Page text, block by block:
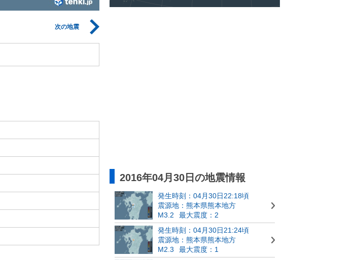
次の地震
2016年04月30日の地震情報
発生時刻：04月30日22:18頃
震源地：熊本県熊本地方
M3.2
最大震度：2
発生時刻：04月30日21:24頃
震源地：熊本県熊本地方
M2.3
最大震度：1